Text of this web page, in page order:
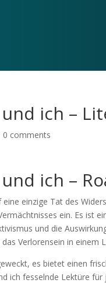
ich –
0 comments
ich –
einzige Tat des
ein. Es ist
und die
Verlorensein in einem
es bietet einen
ich fesselnde Lektüre